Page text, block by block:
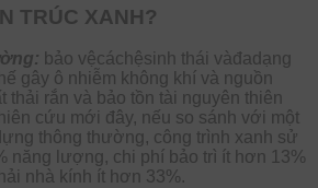
TRÚC XANH?
bảo vệcáchệsinh thái vàđadạng
gây ô nhiễm không khí và nguồn
thải rắn và bảo tồn tài nguyên thiên
cứu mới đây, nếu so sánh với một
thông thường, công trình xanh sử
năng lượng, chi phí bảo trì ít hơn 13%
nhà kính ít hơn 33%.